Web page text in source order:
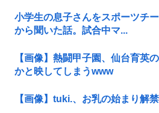
小学生の息子さんをスポーツチ
から聞いた話。試合中マ...
【画像】熱闘甲子園、仙台育英
かと映してしまうwww
【画像】tuki.、お乳の始まり解